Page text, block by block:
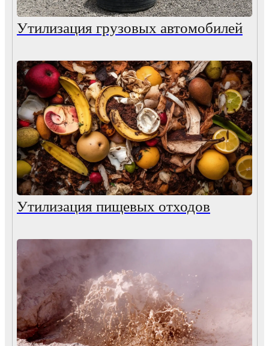
Утилизация грузовых автомобилей
Утилизация пищевых отходов